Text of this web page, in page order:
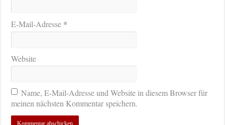
E-Mail-Adresse *
Website
Name, E-Mail-Adresse und Website in diesem Browser für
meinen nächsten Kommentar speichern.